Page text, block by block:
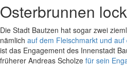
Osterbrunnen
Die Stadt Bautzen hat sogar zwei
nämlich auf dem Fleischmarkt und
ist das Engagement des Innenstadt
früherer Andreas Scholze für sein